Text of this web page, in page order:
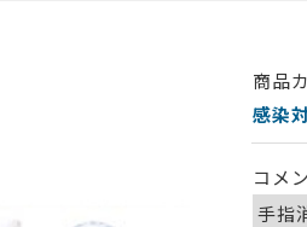
商品
感染
コメ
手指